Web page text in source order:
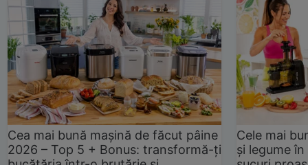
Cea mai bună mașină de făcut pâine
2026 – Top 5 + Bonus: transformă-ți
Cele mai
și legume